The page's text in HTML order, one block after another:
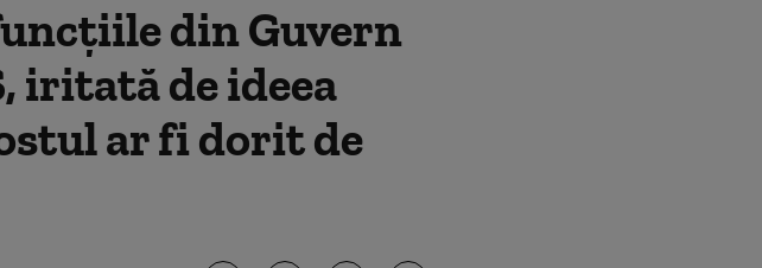
din Guvern
iritată de ideea
ar fi dorit de